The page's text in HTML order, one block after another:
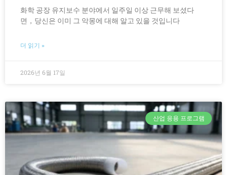
화학 공장 유지보수 분야에서 일주일 이상 근무해 보셨다
면，당신은 이미 그 악몽에 대해 알고 있을 것입니다
더 읽기 »
2026년 6월 17일
산업 응용 프로그램